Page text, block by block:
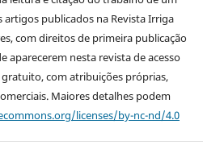
publicados na Revista Irriga
com direitos de primeira publicação
aparecerem nesta revista de acesso
com atribuições próprias,
Maiores detalhes podem
licenses/by-nc-nd/4.0